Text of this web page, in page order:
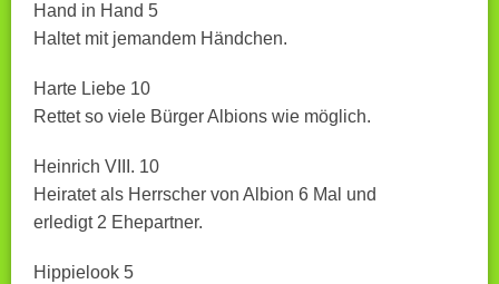
Hand in Hand 5
Haltet mit jemandem Händchen.
Harte Liebe 10
Rettet so viele Bürger Albions wie möglich.
Heinrich VIII. 10
Heiratet als Herrscher von Albion 6 Mal und
erledigt 2 Ehepartner.
Hippielook 5